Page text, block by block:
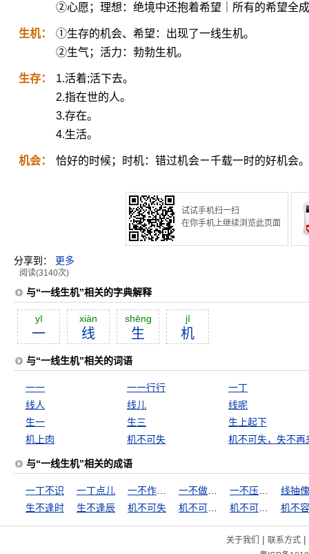
②心愿；理想：绝境中还抱着希望｜所有的希望全
生机：
①生存的机会、希望：出现了一线生机。
②生气；活力：勃勃生机。
生存：
1.活着;活下去。
2.指在世的人。
3.存在。
4.生活。
机会： 恰好的时候；时机：错过机会ㄧ千载一时的好机会。
试试手机扫一扫
在你手机上继续浏览此页面
分享到： 更多
阅读(3140次)
与“一线生机”相关的字典解释
yī
一
xiàn
线
shēng
生
jī
机
与“一线生机”相关的词语
一一 一一行行
一丁
线人
线儿
线呢
生一
生三
生上起下
机上肉
机不可失 机不可失，失不再
与“一线生机”相关的成语
一丁不识 一丁点儿
线抽
生不逢时
生不逢辰 机不可失 机不
关于我们 | 联系方式|